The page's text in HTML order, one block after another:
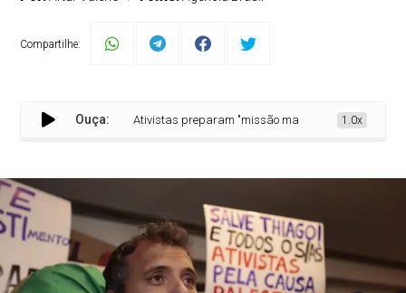
Compartilhe:
Ouça:Ativistas preparam "missão maior" à Faixa de Gaza, diz
1.0x